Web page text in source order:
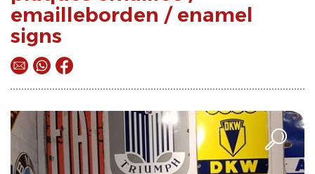
emailleborden / enamel
signs